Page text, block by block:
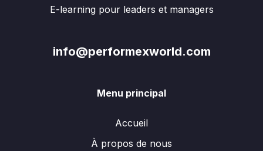
E-learning pour leaders et managers
info@performexworld.com
Menu principal
Accueil
À propos de nous